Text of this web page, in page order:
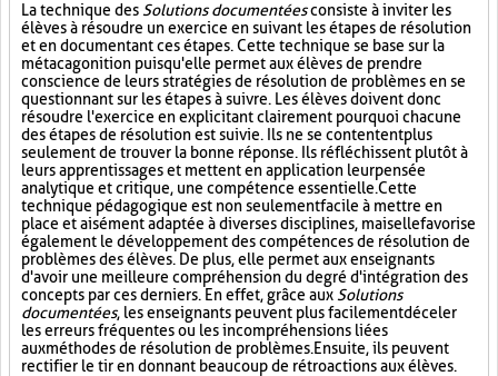
La technique des Solutions documentéesconsiste à inviter les
élèves à résoudre un exercice en suivant les étapes de résolution
et en documentant ces étapes. Cette technique se base sur la
métacagonition puisqu'elle permet aux élèves de prendre
conscience de leurs stratégies de résolution de problèmes en se
questionnant sur les étapes à suivre. Les élèves doivent donc
résoudre l'exercice en explicitant clairement pourquoi chacune
des étapes de résolution est suivie. Ils ne se contentent plus
seulement de trouver la bonne réponse. Ils réfléchissent plutôt à
leurs apprentissages et mettent en application leur pensée
analytique et critique, une compétence essentielle. Cette
technique pédagogique est non seulement facile à mettre en
place et aisément adaptée à diverses disciplines, mais elle favorise
également le développement des compétences de résolution de
problèmes des élèves. De plus, elle permet aux enseignants
d'avoir une meilleure compréhension du degré d'intégration des
concepts par ces derniers. En effet, grâce aux Solutions
documentées, les enseignants peuvent plus facilement déceler
les erreurs fréquentes ou les incompréhensions liées
aux méthodes de résolution de problèmes. Ensuite, ils peuvent
rectifier le tir en donnant beaucoup de rétroactions aux élèves.